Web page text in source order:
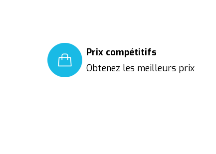
Prix compétitifs
Obtenez les meilleurs prix